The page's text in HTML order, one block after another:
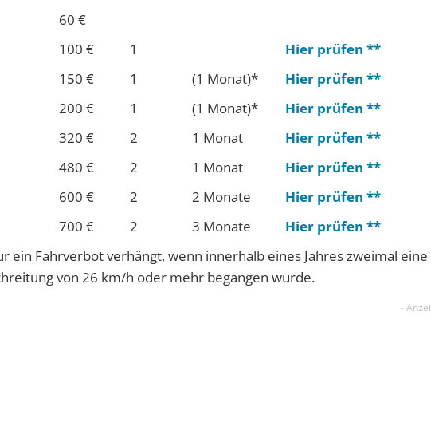
60 €
100 € 1
Hier prüfen **
150 € 1 (1 Mo­nat)*
Hier prüfen **
200 € 1 (1 Mo­nat)*
Hier prüfen **
320 € 2 1 Mo­nat
Hier prüfen **
480 € 2 1 Mo­nat
Hier prüfen **
600 € 2 2 Mo­nate
Hier prüfen **
700 € 2 3 Mo­nate
Hier prüfen **
ein Fahrverbot verhängt, wenn innerhalb eines Jahres zweimal eine
von 26 km/h oder mehr begangen wurde.